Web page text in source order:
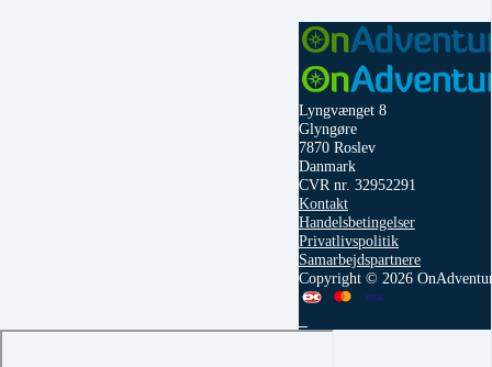
Lyngvænget 8
Glyngøre
7870 Roslev
Danmark
CVR nr. 32952291
Kontakt
Handelsbetingelser
Privatlivspolitik
Samarbejdspartnere
Copyright © 2026